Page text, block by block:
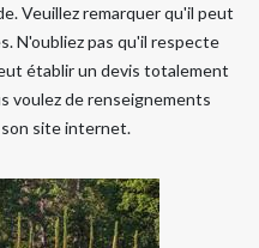
Veuillez remarquer qu'il peut
N'oubliez pas qu'il respecte
établir un devis totalement
voulez de renseignements
site internet.